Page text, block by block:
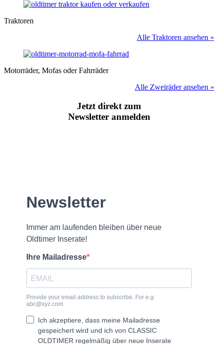
Traktoren
Alle Traktoren ansehen »
Motorräder, Mofas oder Fahrräder
Alle Zweiräder ansehen »
Jetzt direkt zum
Newsletter anmelden